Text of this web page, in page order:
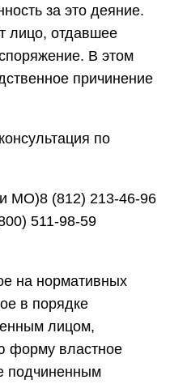
за это деяние.
лицо, отдавшее
В этом
причинение
по
МО)8 (812) 213-46-96
511-98-59
на нормативных
в порядке
лицом,
форму властное
подчиненным